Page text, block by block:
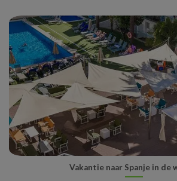
Vakantie naar Spanje in de